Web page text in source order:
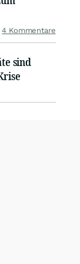
4 Kommentare
sind